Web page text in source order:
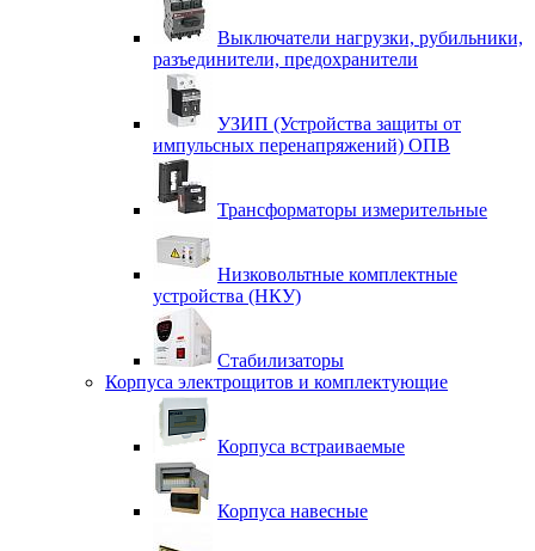
Выключатели нагрузки, рубильники,
разъединители, предохранители
УЗИП (Устройства защиты от
импульсных перенапряжений) ОПВ
Трансформаторы измерительные
Низковольтные комплектные
устройства (НКУ)
Стабилизаторы
Корпуса электрощитов и комплектующие
Корпуса встраиваемые
Корпуса навесные